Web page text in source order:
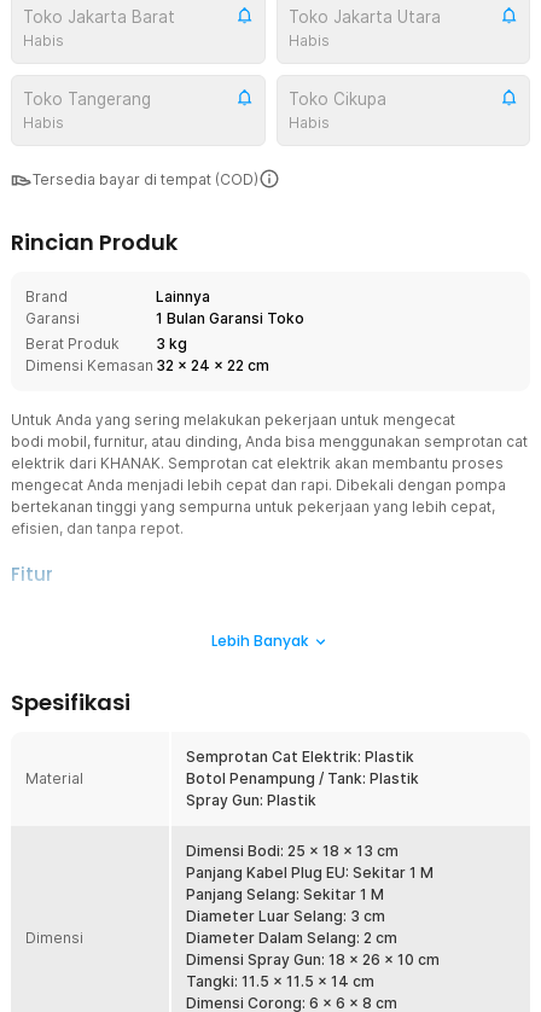
Toko Jakarta Barat
Habis
Toko Jakarta Utara
Habis
Toko Tangerang
Habis
Toko Cikupa
Habis
Tersedia bayar di tempat (COD)
Rincian Produk
Brand
Lainnya
Garansi
1 Bulan Garansi Toko
Berat Produk
3 kg
Dimensi Kemasan 32 x 24 x 22 cm
Untuk Anda yang sering melakukan pekerjaan untuk mengecat
bodi mobil, furnitur, atau dinding, Anda bisa menggunakan semprotan cat
elektrik dari KHANAK. Semprotan cat elektrik akan membantu proses
mengecat Anda menjadi lebih cepat dan rapi. Dibekali dengan pompa
bertekanan tinggi yang sempurna untuk pekerjaan yang lebih cepat,
efisien, dan tanpa repot.
Fitur
Dengan motor bertenaga 650 W, semprotan cat ini mampu
mengecat dinding, furnitur, pintu, kendaraan, dan proyek lainnya
untuk menyemprotkan disinfektan.
Desain Ergonomis
Semprotan cat dirancang khusus untuk memudahkan Anda dalam
fungsional, semprotan cat memberikan kemudahan penggunaan
dan kontrol yang optimal. Anda dapat mengontrol aliran cat dan
pola semprotan dengan mudah sehingga menghasilkan hasil yang
presisi dan profesional.
Ampuh Kurangi Panas
Semprotan cat dilengkapi dengan ventilasi yang efektif untuk
mengurangi panas berlebih meski motor bekerja secara intens. Ini
Lebih Banyak
Spesifikasi
Material
Semprotan Cat Elektrik: Plastik
Botol Penampung / Tank: Plastik
Spray Gun: Plastik
Dimensi
Dimensi Bodi: 25 x 18 x 13 cm
Panjang Kabel Plug EU: Sekitar 1 M
Panjang Selang: Sekitar 1 M
Diameter Luar Selang: 3 cm
Diameter Dalam Selang: 2 cm
Dimensi Spray Gun: 18 x 26 x 10 cm
Tangki: 11.5 x 11.5 x 14 cm
Dimensi Corong: 6 x 6 x 8 cm